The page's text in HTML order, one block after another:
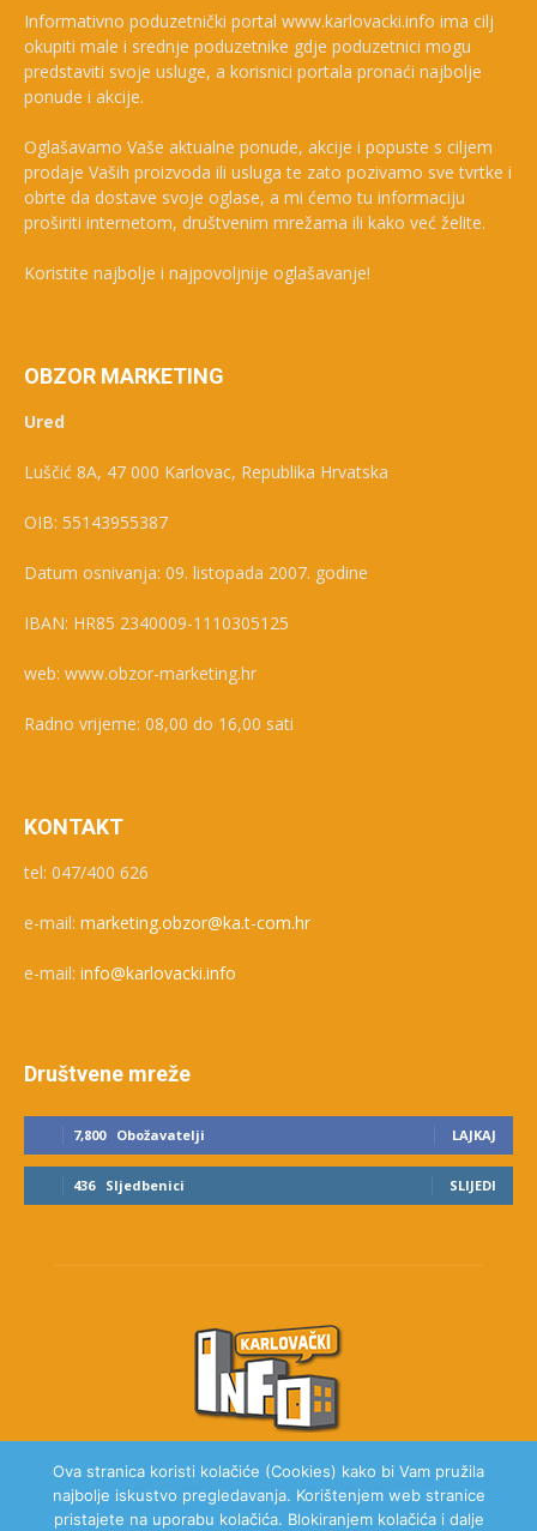
Informativno poduzetnički portal www.karlovacki.info ima cilj
okupiti male i srednje poduzetnike gdje poduzetnici mogu
predstaviti svoje usluge, a korisnici portala pronaći najbolje
ponude i akcije.
Oglašavamo Vaše aktualne ponude, akcije i popuste s ciljem
prodaje Vaših proizvoda ili usluga te zato pozivamo sve tvrtke i
obrte da dostave svoje oglase, a mi ćemo tu informaciju
proširiti internetom, društvenim mrežama ili kako već želite.
Koristite najbolje i najpovoljnije oglašavanje!
OBZOR MARKETING
Ured
Luščić 8A, 47 000 Karlovac, Republika Hrvatska
OIB: 55143955387
Datum osnivanja: 09. listopada 2007. godine
IBAN: HR85 2340009-1110305125
web: www.obzor-marketing.hr
Radno vrijeme: 08,00 do 16,00 sati
KONTAKT
tel: 047/400 626
e-mail: marketing.obzor@ka.t-com.hr
e-mail: info@karlovacki.info
Društvene mreže
7,800 Obožavatelji LAJKAJ
436 Sljedbenici SLIJEDI
O NAMA
Ova stranica koristi kolačiće (Cookies) kako bi Vam pružila
najbolje iskustvo pregledavanja. Korištenjem web stranice
pristajete na uporabu kolačića. Blokiranjem kolačića i dalje